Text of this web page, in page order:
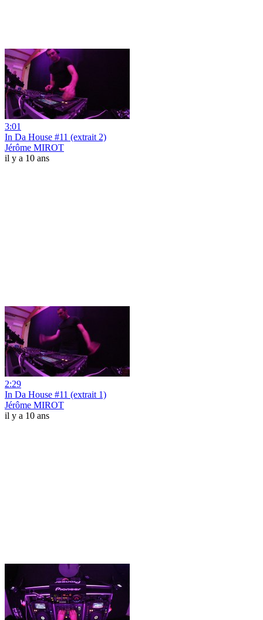
3:01
In Da House #11 (extrait 2)
Jérôme MIROT
il y a 10 ans
2:29
In Da House #11 (extrait 1)
Jérôme MIROT
il y a 10 ans